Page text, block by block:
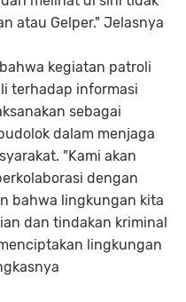
atau Gelper." Jelasnya
kegiatan patroli
terhadap informasi
sebagai
dalam menjaga
"Kami akan
dengan
bahwa lingkungan kita
dan tindakan kriminal
lingkungan